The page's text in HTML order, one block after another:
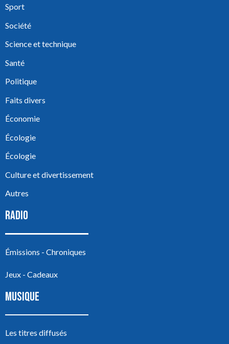
Sport
Société
Science et technique
Santé
Politique
Faits divers
Économie
Écologie
Écologie
Culture et divertissement
Autres
RADIO
Émissions - Chroniques
Jeux - Cadeaux
MUSIQUE
Les titres diffusés